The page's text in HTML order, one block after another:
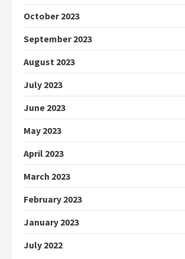
October 2023
September 2023
August 2023
July 2023
June 2023
May 2023
April 2023
March 2023
February 2023
January 2023
July 2022